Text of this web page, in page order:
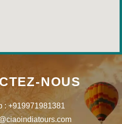
NOUS
: +919971981381